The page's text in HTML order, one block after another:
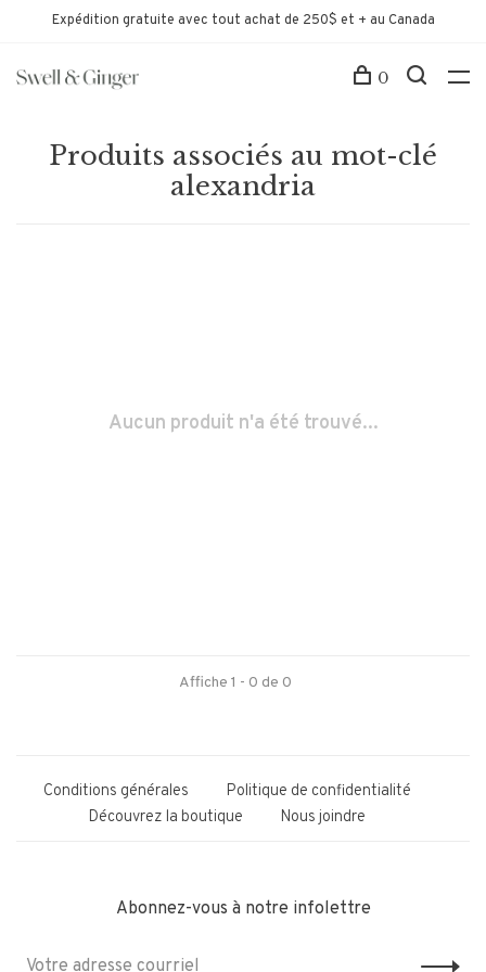
Expédition gratuite avec tout achat de 250$ et + au Canada
0
Produits associés au mot-clé
alexandria
Aucun produit n'a été trouvé...
Affiche 1 - 0 de 0
Conditions générales
Politique de confidentialité
Découvrez la boutique
Nous joindre
Abonnez-vous à notre infolettre